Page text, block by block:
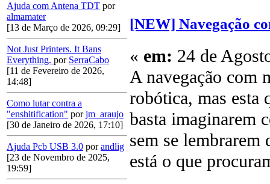
Ajuda com Antena TDT por
almamater
[13 de Março de 2026, 09:29]
Not Just Printers. It Bans
Everything. por SerraCabo
[11 de Fevereiro de 2026,
14:48]
Como lutar contra a
"enshitification" porjm_araujo
[30 de Janeiro de 2026, 17:10]
Ajuda Pcb USB 3.0 porandlig
[23 de Novembro de 2025,
19:59]
[NEW] Navegação
« em: 24 de
A navegação com
robótica, mas esta
basta imaginarem
sem se lembrarem
está o que